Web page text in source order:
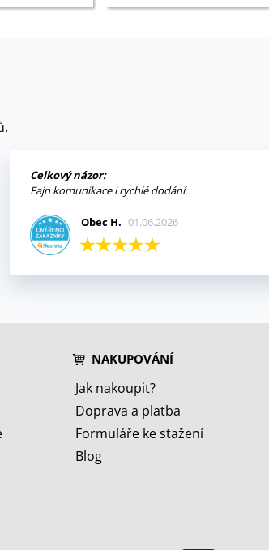
Celkový názor:
Fajn komunikace i rychlé dodání.
Obec H. 01.06.2026
NAKUPOVÁNÍ
Jak nakoupit?
Doprava a platba
Formuláře ke stažení
Blog